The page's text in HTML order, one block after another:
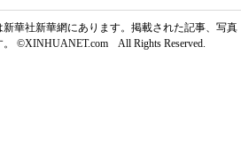
華社新華網にあります。掲載された記事、写真
©XINHUANET.com All Rights Reserved.